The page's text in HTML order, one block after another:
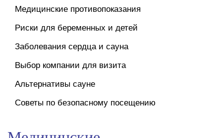
Медицинские противопоказания
Риски для беременных и детей
Заболевания сердца и сауна
Выбор компании для визита
Альтернативы сауне
Советы по безопасному посещению